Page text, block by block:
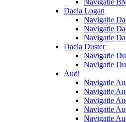
Navigatie
Dacia Logan
Navigație
Navigație
Navigație
Dacia Duster
Navigatie
Navigatie
Audi
Navigatie
Navigatie
Navigatie
Navigatie
Navigatie